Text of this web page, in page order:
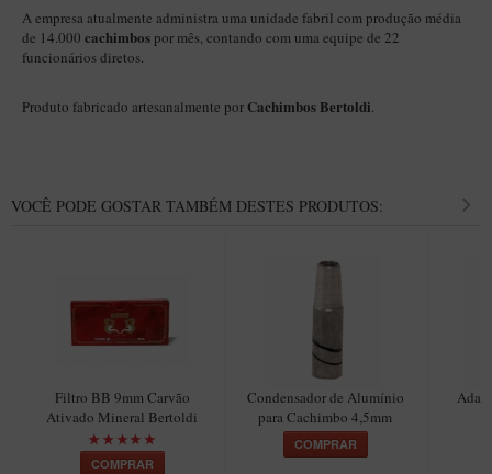
Sextavado
Zuccardi
Speciale
CACHIMBOS ARTESANAIS DE BRIAR ITALIANO
Churchwarden – Briar Italiano
Jateado
A empresa atualmente administra uma unidade fabril com produção média
de 14.000 cachimbos por mês, contando com uma equipe de 22
funcionários diretos.
Produto fabricado artesanalmente por Cachimbos Bertoldi.
VOCÊ PODE GOSTAR TAMBÉM DESTES PRODUTOS:
Filtro BB 9mm Carvão
Ativado Mineral Bertoldi
COMPRAR
Condensador de Alumínio
para Cachimbo 4,5mm
COMPRAR